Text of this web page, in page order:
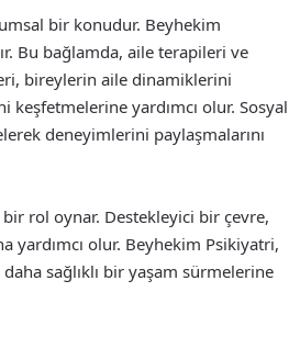
bir konudur. Beyhekim
Bu bağlamda, aile terapileri ve
bireylerin aile dinamiklerini
yardımcı olur. Sosyal
deneyimlerini paylaşmalarını
rol oynar. Destekleyici bir çevre,
yardımcı olur. Beyhekim Psikiyatri,
sağlıklı bir yaşam sürmelerine